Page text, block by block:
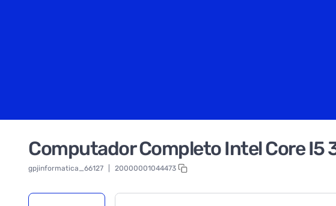
Computador Completo Intel Core I5
gpjinformatica_66127 20000001044473